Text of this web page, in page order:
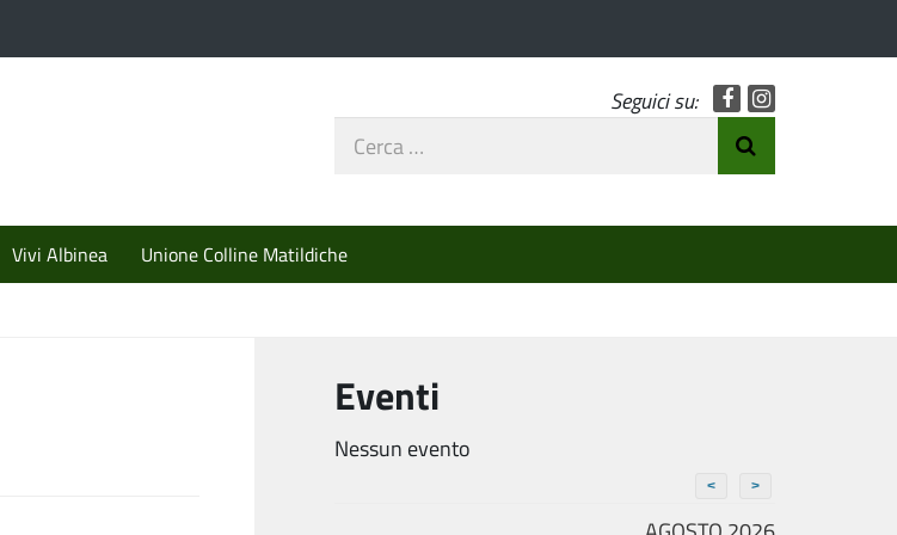
Seguici su: Facebook
Cerca
Vivi Albinea Unione Colline Matildiche
Eventi
Nessun evento
< >